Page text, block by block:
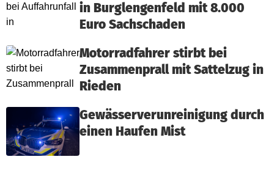
in Burglengenfeld mit 8.000
Euro Sachschaden
Motorradfahrer stirbt bei
Zusammenprall mit Sattelzug in
Rieden
Gewässerverunreinigung durch
einen Haufen Mist